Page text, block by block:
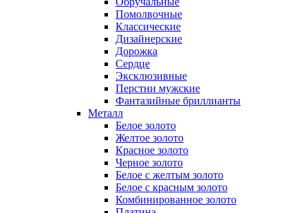
Помолвочные
Классические
Дизайнерские
Дорожка
Сердце
Эксклюзивные
Перстни мужские
Фантазийные бриллианты
Металл
Белое золото
Желтое золото
Красное золото
Черное золото
Белое с желтым золото
Белое с красным золото
Комбинированное золото